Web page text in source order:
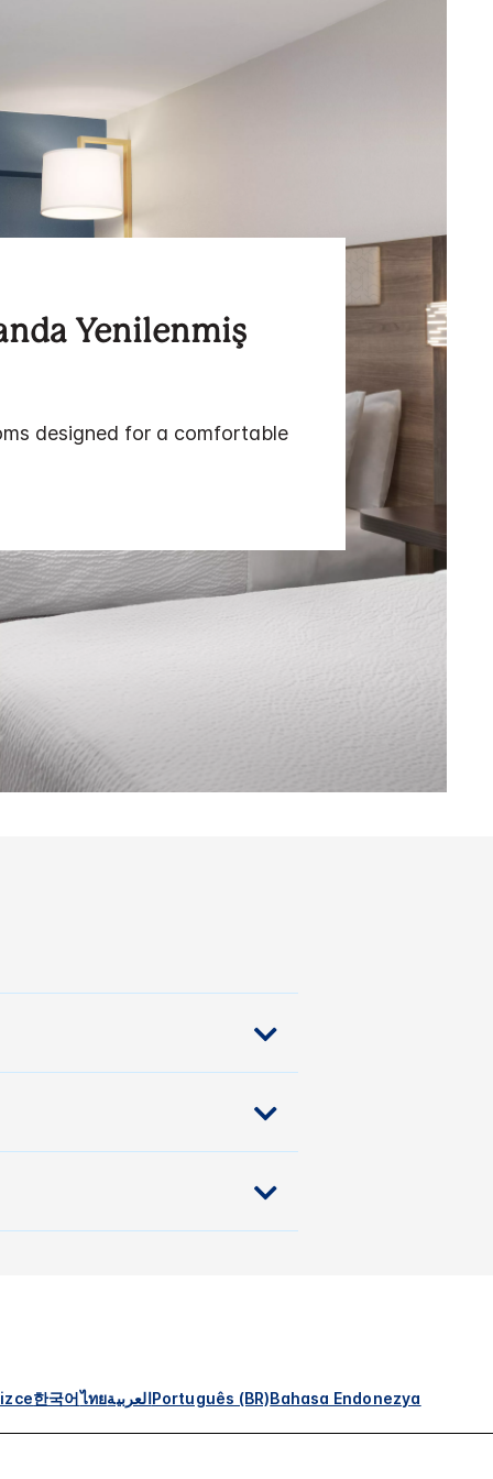
Yenilenmiş
designed for a comfortable
한국어ไทยالعربيةPortuguês (BR)Bahasa Endonezya